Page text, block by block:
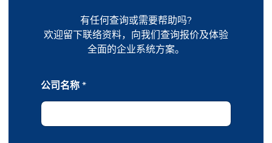
有任何查询或需要帮助吗?
欢迎留下联络资料，向我们查询报价及体验
全面的企业系统方案。
公司名称*